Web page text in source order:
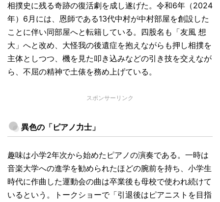
相撲史に残る奇跡の復活劇を成し遂げた。令和6年（2024
年）6月には、恩師である13代中村が中村部屋を創設した
ことに伴い同部屋へと転籍している。四股名も「友風 想
大」へと改め、大怪我の後遺症を抱えながらも押し相撲を
主体としつつ、機を見た叩き込みなどの引き技を交えなが
ら、不屈の精神で土俵を務め上げている。
スポンサーリンク
異色の「ピアノ力士」
趣味は小学2年次から始めたピアノの演奏である。一時は
音楽大学への進学を勧められたほどの腕前を持ち、小学生
時代に作曲した運動会の曲は卒業後も母校で使われ続けて
いるという。トークショーで「引退後はピアニストを目指